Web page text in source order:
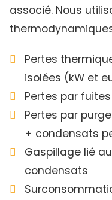
associé. Nous
Pertes
isolées (kW et
Pertes par
Pertes par
+ condensats
Gaspillage lié
condensats